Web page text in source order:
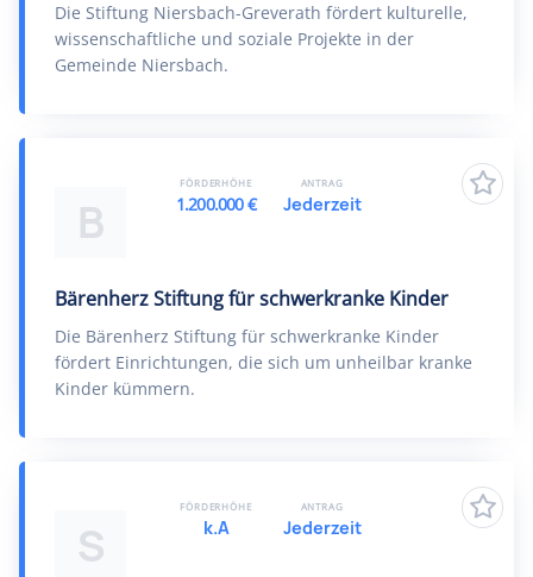
Die Stiftung Niersbach-Greverath fördert kulturelle,
wissenschaftliche und soziale Projekte in der
Gemeinde Niersbach.
B
Bärenherz Stiftung für schwerkranke Kinder
Die Bärenherz Stiftung für schwerkranke Kinder
fördert Einrichtungen, die sich um unheilbar kranke
Kinder kümmern.
FÖRDERHÖHE
1.200.000 €
ANTRAG
Jederzeit
S
FÖRDERHÖHE
k.A
ANTRAG
Jederzeit